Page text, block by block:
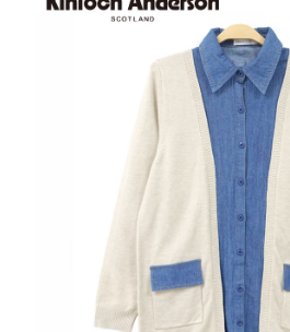
運送方式
每筆NT$60，滿NT$1,000(含以上)免運費
每筆NT$60，滿NT$1,000(含以上)免運費